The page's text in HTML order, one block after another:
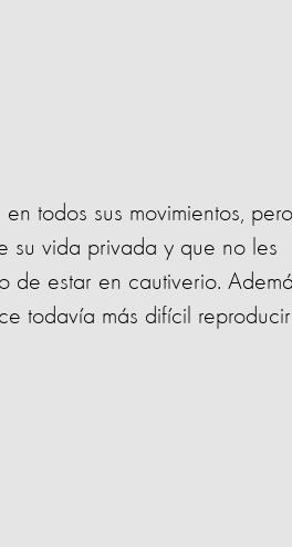
todos sus movimientos, pero
su vida privada y que no les
de estar en cautiverio.
todavía más difícil